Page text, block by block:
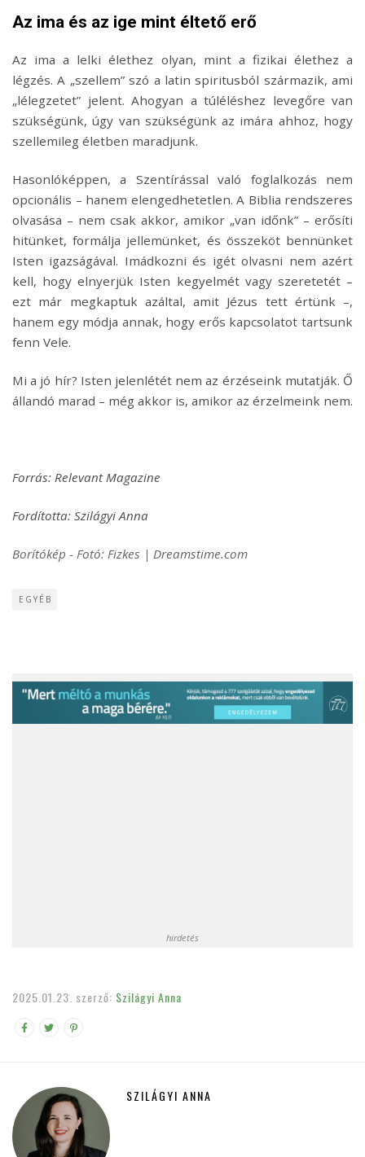
Az ima és az ige mint éltető erő
Az ima a lelki élethez olyan, mint a fizikai élethez a
légzés. A „szellem” szó a latin spiritusból származik, ami
„lélegzetet” jelent. Ahogyan a túléléshez levegőre van
szükségünk, úgy van szükségünk az imára ahhoz, hogy
szellemileg életben maradjunk.
Hasonlóképpen, a Szentírással való foglalkozás nem
opcionális – hanem elengedhetetlen. A Biblia rendszeres
olvasása – nem csak akkor, amikor „van időnk” – erősíti
hitünket, formálja jellemünket, és összeköt bennünket
Isten igazságával. Imádkozni és igét olvasni nem azért
kell, hogy elnyerjük Isten kegyelmét vagy szeretetét –
ezt már megkaptuk azáltal, amit Jézus tett értünk –,
hanem egy módja annak, hogy erős kapcsolatot tartsunk
fenn Vele.
Mi a jó hír? Isten jelenlétét nem az érzéseink mutatják. Ő
állandó marad – még akkor is, amikor az érzelmeink nem.
Forrás: Relevant Magazine
Fordította: Szilágyi Anna
Borítókép - Fotó: Fizkes | Dreamstime.com
EGYÉB
hirdetés
2025.01.23. szerző: Szilágyi Anna
SZILÁGYI ANNA